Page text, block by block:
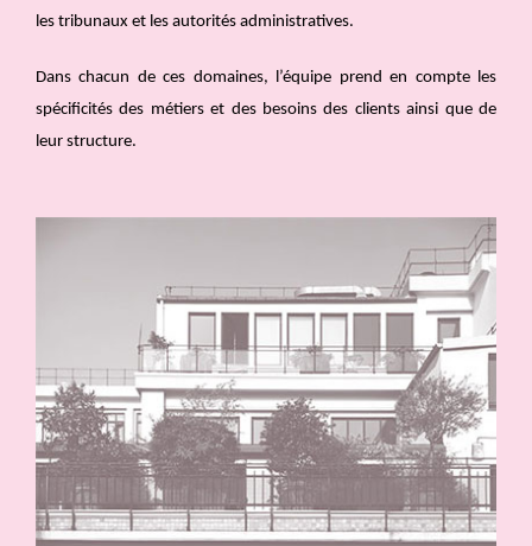
les tribunaux et les autorités administratives.
Dans chacun de ces domaines, l’équipe prend en compte les
spécificités des métiers et des besoins des clients ainsi que de
leur structure.